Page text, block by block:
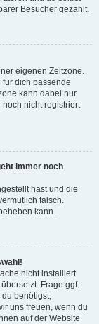
Besucher gezählt.
eigenen Zeitzone.
für dich passende
kann dabei nur
nicht registriert
immer noch
hast und die
falsch.
kann.
nicht installiert
Frage ggf.
benötigst,
uns freuen, wenn du
auf der Website